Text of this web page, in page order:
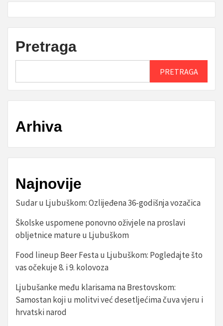
Pretraga
PRETRAGA
Arhiva
Najnovije
Sudar u Ljubuškom: Ozlijeđena 36-godišnja vozačica
Školske uspomene ponovno oživjele na proslavi
obljetnice mature u Ljubuškom
Food lineup Beer Festa u Ljubuškom: Pogledajte što
vas očekuje 8. i 9. kolovoza
Ljubušanke među klarisama na Brestovskom:
Samostan koji u molitvi već desetljećima čuva vjeru i
hrvatski narod